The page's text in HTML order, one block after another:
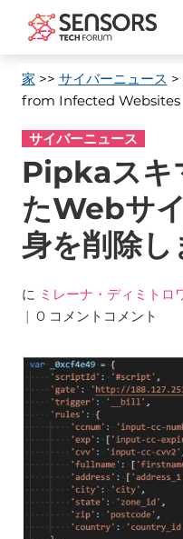
家 >> サイバーニュース
from Infected Websites
サイバーニュース
Pipkaスキ
たWebサ
身を削除し
に ミレーナ・ディミトロ
| 0 コメントコメント